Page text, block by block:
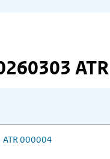
000004